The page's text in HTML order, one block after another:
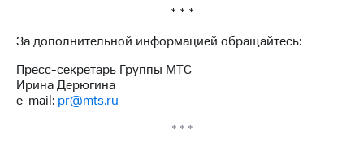
именных
Другое
Регистратор
* * *
За дополнительной информацией обращайтесь:
Пресс-секретарь Группы МТС
Ирина Дерюгина
e-mail: pr@mts.ru
* * *